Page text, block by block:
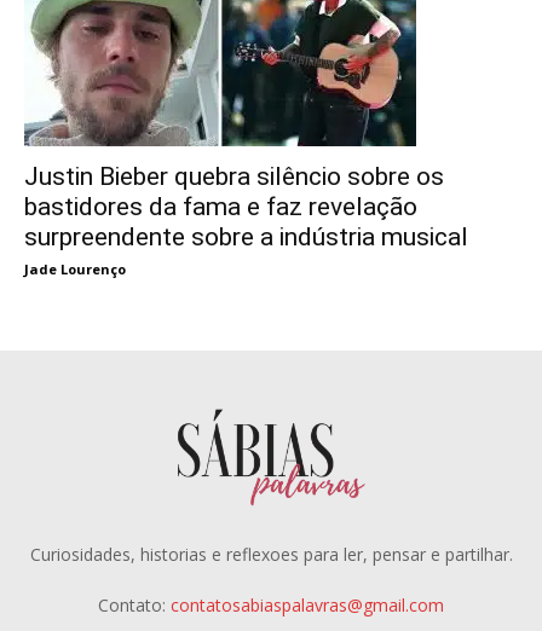
Justin Bieber quebra silêncio sobre os
bastidores da fama e faz revelação
surpreendente sobre a indústria musical
Jade Lourenço
Curiosidades, historias e reflexoes para ler, pensar e partilhar.
Contato: contatosabiaspalavras@gmail.com